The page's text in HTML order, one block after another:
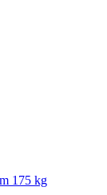
175 kg